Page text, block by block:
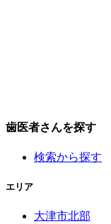
歯医者さんを探す
検索から探す
エリア
大津市北部